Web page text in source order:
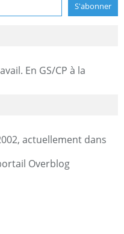
En GS/CP à la
actuellement dans
Overblog